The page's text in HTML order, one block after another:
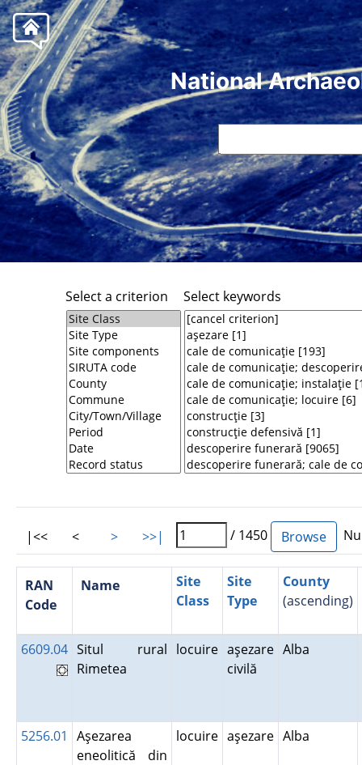
National
Select a criterion Select keywords
|<< < > >>| / 1450
RAN
Code
Name
Site
Class
Site
Type
County
(ascending)
6609.04 Situl rural
Rimetea
locuire aşezare
civilă
Alba
5256.01
Aşezarea
eneolitică din
locuire aşezare Alba